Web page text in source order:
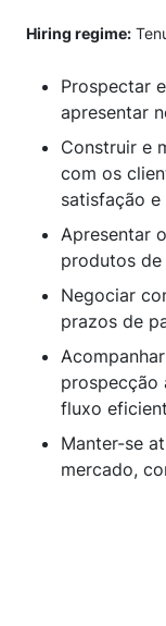
Hiring regime:
Prospectar
apresentar
Construir e
com os
satisfação
Apresentar
produtos
Negociar
prazos de
prospecção
fluxo
Manter-se
mercado,